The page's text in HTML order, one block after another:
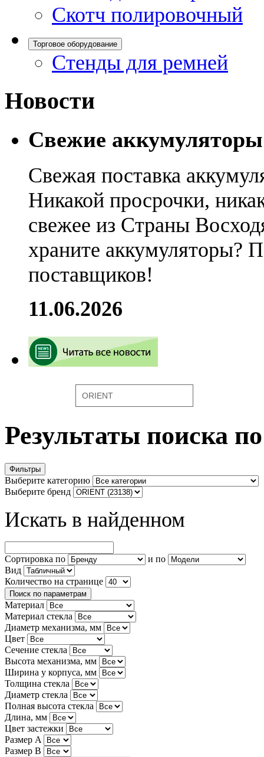
Скотч полировочный
Торговое оборудование
Стенды для ремней
Новости
Свежие
Свежая поставка
Никакой просрочки,
свежее из Страны
храните аккумуляторы?
поставщиков!
11.06.2026
Результаты поиска
Фильтры
Выберите категорию
Выберите бренд
Искать в найденном
Сортировка по
и по
Вид
Количество на странице
Поиск по параметрам
Материал
Материал стекла
Диаметр механизма, мм
Цвет
Сечение стекла
Высота механизма, мм
Ширина у корпуса, мм
Толщина стекла
Диаметр стекла
Полная высота стекла
Длина, мм
Цвет застежки
Размер A
Размер B